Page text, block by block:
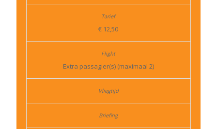
€ 12,50
Extra passagier(s) (maximaal 2)